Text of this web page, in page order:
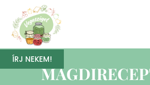
ÍRJ NEKEM!